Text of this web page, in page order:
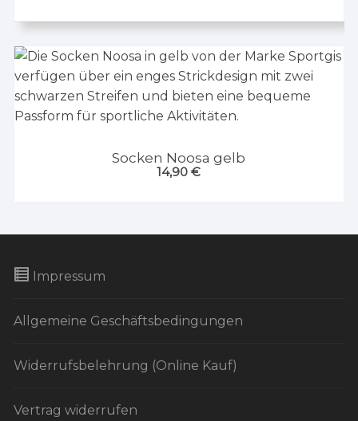
Socken Noosa gelb
14,90€
Impressum
Allgemeine Geschäftsbedingungen
Widerrufsbelehrung (Online Kauf)
Vertrag widerrufen